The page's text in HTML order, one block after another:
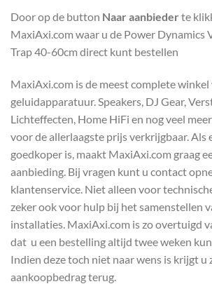
Door op de button Naar aanbieder te
MaxiAxi.com waar u de Power Dynamics
Trap 40-60cm direct kunt bestellen
MaxiAxi.com is de meest complete
geluidapparatuur. Speakers, DJ Gear,
Lichteffecten, Home HiFi en nog veel
voor de allerlaagste prijs verkrijgbaar. Als
goedkoper is, maakt MaxiAxi.com graag
aanbieding. Bij vragen kunt u contact
klantenservice. Niet alleen voor
zeker ook voor hulp bij het samenstellen
installaties. MaxiAxi.com is zo overtuigd
dat u een bestelling altijd twee weken
Indien deze toch niet naar wens is krijgt u
aankoopbedrag terug.